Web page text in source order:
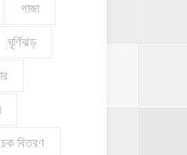
গাজা
ঘূর্ণিঝড়
বিতরণ